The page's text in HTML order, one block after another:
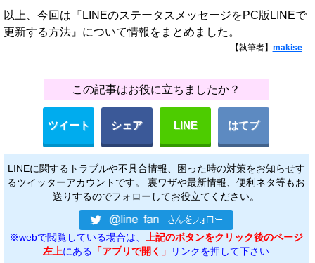
以上、今回は『LINEのステータスメッセージをPC版LINEで
更新する方法』について情報をまとめました。
【執筆者】 makise
この記事はお役に立ちましたか？
ツイート シェア LINE はてブ
LINEに関するトラブルや不具合情報、困った時の対策をお知らせす
るツイッターアカウントです。 裏ワザや最新情報、便利ネタ等もお
送りするのでフォローしてお役立てください。
※webで閲覧している場合は、上記のボタンをクリック後のページ
左上にある 「アプリで開く」 リンクを押して下さい